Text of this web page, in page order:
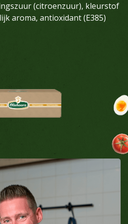
(citroenzuur), kleurstof
aroma, antioxidant (E385)